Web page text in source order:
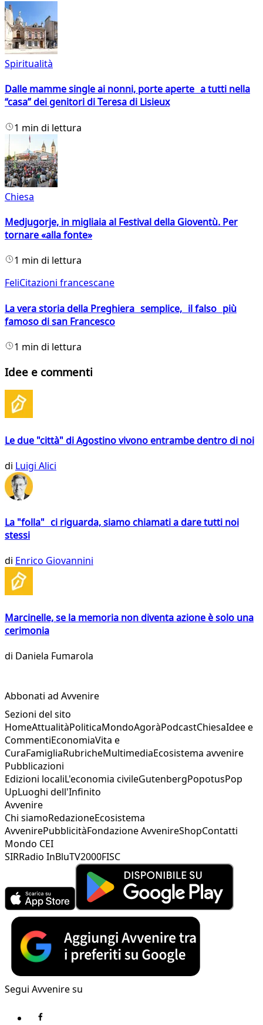
Spiritualità
Dalle mamme single ai nonni, porte aperte a tutti nella
“casa” dei genitori di Teresa di Lisieux
1 min di lettura
Chiesa
Medjugorje, in migliaia al Festival della Gioventù. Per
tornare «alla fonte»
1 min di lettura
FeliCitazioni francescane
La vera storia della Preghiera semplice, il falso più
famoso di san Francesco
1 min di lettura
Idee e commenti
Le due "città" di Agostino vivono entrambe dentro di noi
di Luigi Alici
La "folla" ci riguarda, siamo chiamati a dare tutti noi
stessi
di Enrico Giovannini
Marcinelle, se la memoria non diventa azione è solo una
cerimonia
di Daniela Fumarola
Abbonati ad Avvenire
Sezioni del sito
HomeAttualitàPoliticaMondoAgoràPodcastChiesaIdee e
CommentiEconomiaVita e
CuraFamigliaRubricheMultimediaEcosistema avvenire
Pubblicazioni
Edizioni localiL'economia civileGutenbergPopotusPop
UpLuoghi dell'Infinito
Avvenire
Chi siamoRedazioneEcosistema
AvvenirePubblicitàFondazione AvvenireShopContatti
Mondo CEI
SIRRadio InBluTV2000FISC
Segui Avvenire su